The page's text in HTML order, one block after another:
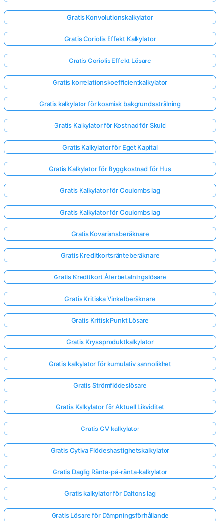
Gratis Konvolutionskalkylator
Gratis Coriolis Effekt Kalkylator
Gratis Coriolis Effekt Lösare
Gratis korrelationskoefficientkalkylator
Gratis kalkylator för kosmisk bakgrundsstrålning
Gratis Kalkylator för Kostnad för Skuld
Gratis Kalkylator för Eget Kapital
Gratis Kalkylator för Byggkostnad för Hus
Gratis Kalkylator för Coulombs lag
Gratis Kalkylator för Coulombs lag
Gratis Kovariansberäknare
Gratis Kreditkortsränteberäknare
Gratis Kreditkort Återbetalningslösare
Gratis Kritiska Vinkelberäknare
Gratis Kritisk Punkt Lösare
Gratis Kryssproduktkalkylator
Gratis kalkylator för kumulativ sannolikhet
Gratis Strömflödeslösare
Gratis Kalkylator för Aktuell Likviditet
Gratis CV-kalkylator
Gratis Cytiva Flödeshastighetskalkylator
Gratis Daglig Ränta-på-ränta-kalkylator
Gratis kalkylator för Daltons lag
Gratis Lösare för Dämpningsförhållande